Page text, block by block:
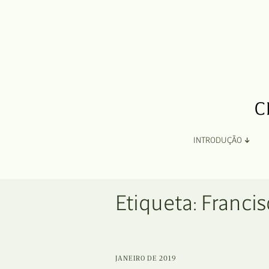
INTRODUÇÃO
Organização
Etiqueta:
JANEIRO DE 2019